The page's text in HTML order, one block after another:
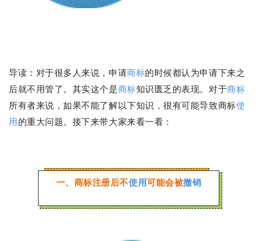
导读： 对于很多人来说，申请商标的时候都认为申请下来之
后就不用管了。 其实这个是商标知识匮乏的表现。 对于商标
所有者来说，如果不能了解以下知识，很有可能导致商标使
用 的重大问题。 接下来带大家来看一看 ：
一、商标注册后不使用可能会被撤销